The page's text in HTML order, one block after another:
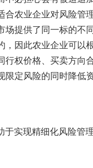
合农业企业对风险管
场提供了同一标的不
，因此农业企业可以
行权价格、买卖方向
限定风险的同时降低
于实现精细化风险管